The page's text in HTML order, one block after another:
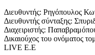
Διευθυντής: Ρηγόπουλος
Διευθυντής σύνταξης:
Διαχειριστής:
Δικαιούχος του
LIVE E.E